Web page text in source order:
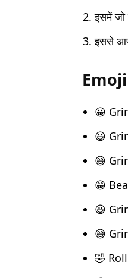
इसमें जो
इससे आप
😀
😃
😄
😁
😆
😅
🤣